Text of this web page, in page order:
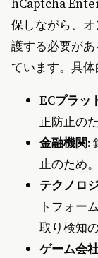
保しながら、
護する必要が
ています。具体
ECプラッ
正防止のた
金融機関:
止のため。
テクノロ
トフォー
取り検知
ゲーム会